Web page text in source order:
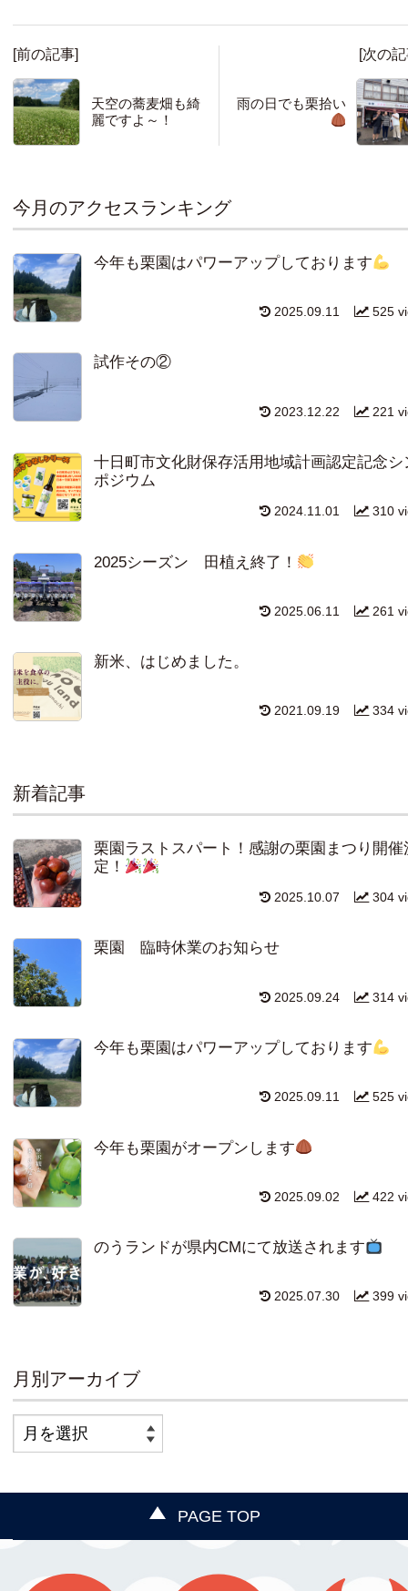
[前の記事]
天空の蕎麦畑も綺
麗ですよ～！
[次の
雨の日でも栗拾い
今月のアクセスランキング
今年も栗園はパワーアップしております
525
2025.09.11
試作その②
221
2023.12.22
十日町市文化財保存活用地域計画認定記念シ
ポジウム
310
2024.11.01
2025シーズン 田植え終了！
261
2025.06.11
新米、はじめました。
334
2021.09.19
新着記事
栗園ラストスパート！感謝の栗園まつり開催
定！
304
2025.10.07
栗園 臨時休業のお知らせ
314
2025.09.24
今年も栗園はパワーアップしております
525
2025.09.11
今年も栗園がオープンします
422
2025.09.02
のうランドが県内CMにて放送されます
399
2025.07.30
月別アーカイブ
PAGE TOP